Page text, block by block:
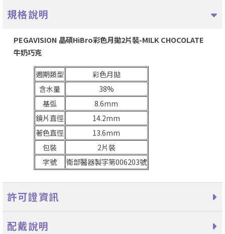
規格說明
PEGAVISION 晶碩HiBro彩色月拋2片裝-MILK CHOCOLATE
牛奶巧克
週期類型
彩色月拋
含水量
38%
基弧
8.6mm
鏡片直徑
14.2mm
著色直徑
13.6mm
包裝
2片裝
字號
衛部醫器製字第006203號
許可證資訊
配戴說明